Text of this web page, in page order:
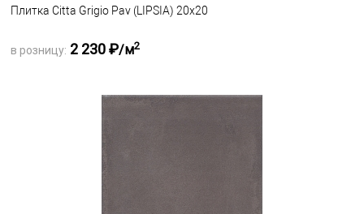
Плитка Citta Grigio Pav (LIPSIA) 20х20
в розницу: 2 230 ₽/м2